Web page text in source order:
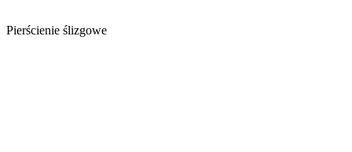
Pierścienie ślizgowe